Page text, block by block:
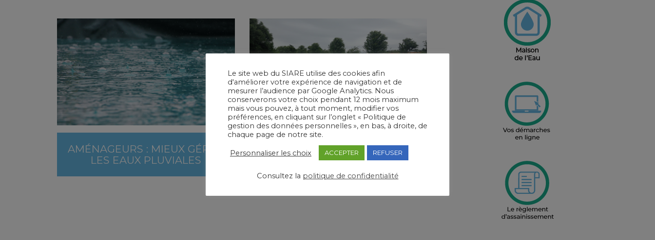
AMÉNAGEURS : MIEUX GÉRER
LES EAUX PLUVIALES
PRÉVENIR DES RISQUES
D’INONDATIONS
Le site web du SIARE utilise des cookies afin
d'améliorer votre expérience de navigation et de
mesurer l’audience par Google Analytics. Nous
conserverons votre choix pendant 12 mois maximum
mais vous pouvez, à tout moment, modifier vos
préférences, en cliquant sur l’onglet « Politique de
gestion des données personnelles », en bas, à droite, de
chaque page de notre site.
Personnaliser les choix ACCEPTER REFUSER
Consultez la politique de confidentialité